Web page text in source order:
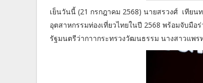
เย็นวันนี้ (21 กรกฎาคม 2568) นายสรวงศ์ เทียน
อุตสาหกรรมท่องเที่ยวไทยในปี 2568 พร้อมจับมื
รัฐมนตรีว่ากาากระทรวงวัฒนธรรม นางสาวแพร